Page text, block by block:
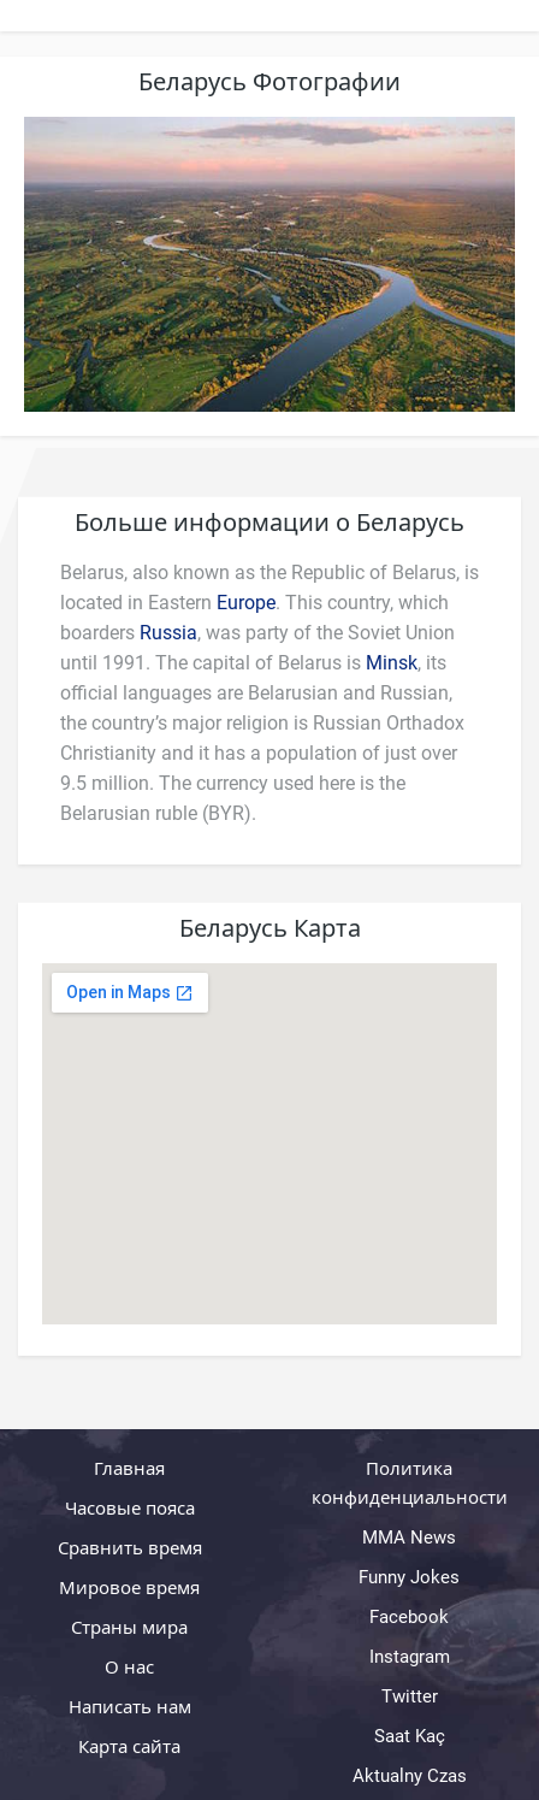
Беларусь Фотографии
Больше информации о Беларусь
Belarus, also known as the Republic of Belarus, is
located in Eastern Europe. This country, which
boarders Russia, was party of the Soviet Union
until 1991. The capital of Belarus is Minsk, its
official languages are Belarusian and Russian,
the country’s major religion is Russian Orthadox
Christianity and it has a population of just over
9.5 million. The currency used here is the
Belarusian ruble (BYR).
Беларусь Карта
Главная
Часовые пояса
Сравнить время
Мировое время
Страны мира
О нас
Написать нам
Карта сайта
Политика
конфиденциальности
MMA News
Funny Jokes
Facebook
Instagram
Twitter
Saat Kaç
Aktualny Czas